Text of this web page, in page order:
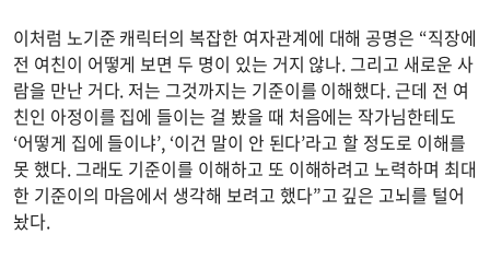
이처럼 노기준 캐릭터의 복잡한 여자관계에 대해 공명은 “직장에
전 여친이 어떻게 보면 두 명이 있는 거지 않나. 그리고 새로운 사
람을 만난 거다. 저는 그것까지는 기준이를 이해했다. 근데 전 여
친인 아정이를 집에 들이는 걸 봤을 때 처음에는 작가님한테도
‘어떻게 집에 들이냐’, ‘이건 말이 안 된다’라고 할 정도로 이해를
못 했다. 그래도 기준이를 이해하고 또 이해하려고 노력하며 최대
한 기준이의 마음에서 생각해 보려고 했다”고 깊은 고뇌를 털어
놨다.